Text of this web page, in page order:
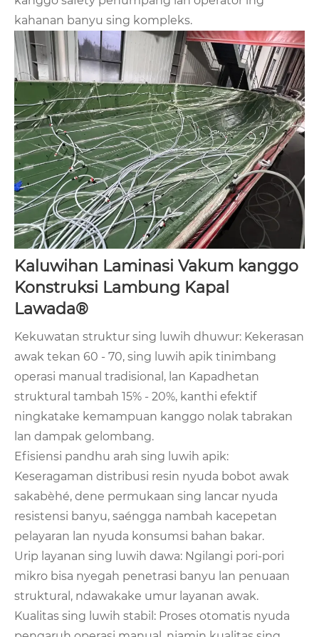
kahanan banyu sing kompleks.
Kaluwihan Laminasi Vakum kanggo
Konstruksi Lambung Kapal
Lawada®
Kekuwatan struktur sing luwih dhuwur: Kekerasan
awak tekan 60 - 70, sing luwih apik tinimbang
operasi manual tradisional, lan Kapadhetan
struktural tambah 15% - 20%, kanthi efektif
ningkatake kemampuan kanggo nolak tabrakan
lan dampak gelombang.
Efisiensi pandhu arah sing luwih apik:
Keseragaman distribusi resin nyuda bobot awak
sakabèhé, dene permukaan sing lancar nyuda
resistensi banyu, saéngga nambah kacepetan
pelayaran lan nyuda konsumsi bahan bakar.
Urip layanan sing luwih dawa: Ngilangi pori-pori
mikro bisa nyegah penetrasi banyu lan penuaan
struktural, ndawakake umur layanan awak.
Kualitas sing luwih stabil: Proses otomatis nyuda